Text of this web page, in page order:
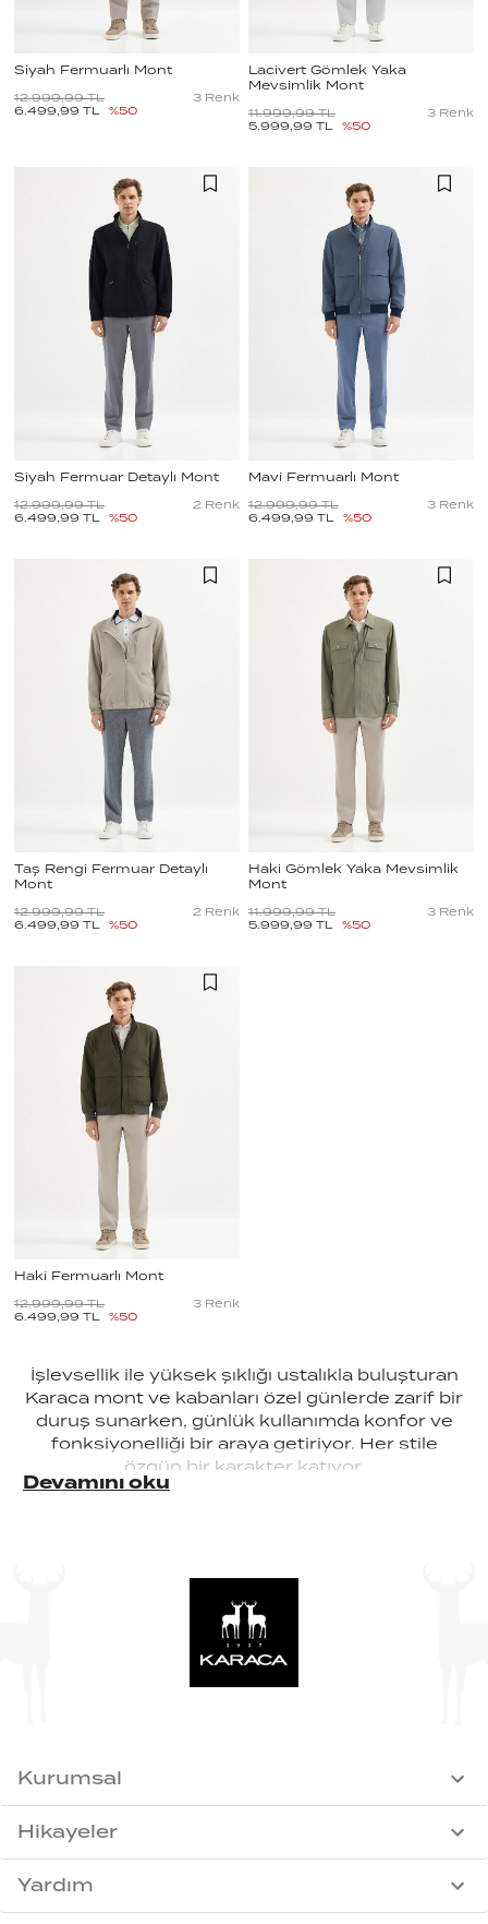
Siyah Fermuarlı Mont
12.999,99 TL
6.499,99 TL %50
3 Renk
Lacivert Gömlek Yaka
Mevsimlik Mont
11.999,99 TL
5.999,99 TL %50
3 Renk
Siyah Fermuar Detaylı Mont
12.999,99 TL
6.499,99 TL %50
2 Renk
Mavi Fermuarlı Mont
12.999,99 TL
6.499,99 TL %50
3 Renk
Taş Rengi Fermuar Detaylı
Mont
12.999,99 TL
6.499,99 TL %50
2 Renk
Haki Gömlek Yaka Mevsimlik
Mont
11.999,99 TL
5.999,99 TL %50
3 Renk
Haki Fermuarlı Mont
12.999,99 TL
6.499,99 TL %50
3 Renk
İşlevsellik ile yüksek şıklığı ustalıkla buluşturan
Karaca mont ve kabanları özel günlerde zarif bir
duruş sunarken, günlük kullanımda konfor ve
fonksiyonelliği bir araya getiriyor. Her stile
özgün bir karakter katıyor.
Devamını oku
Kurumsal
Hikayeler
Yardım